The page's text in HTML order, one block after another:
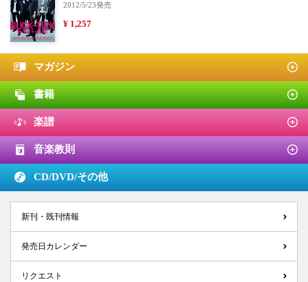
2012/5/23発売
¥ 1,257
マガジン
書籍
楽譜
音楽教則
CD/DVD/その他
新刊・既刊情報
発売日カレンダー
リクエスト